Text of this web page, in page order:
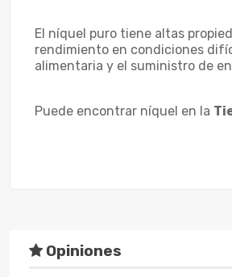
El níquel puro tiene altas
rendimiento en condiciones
alimentaria y el suministro de
Puede encontrar níquel en la
Opiniones